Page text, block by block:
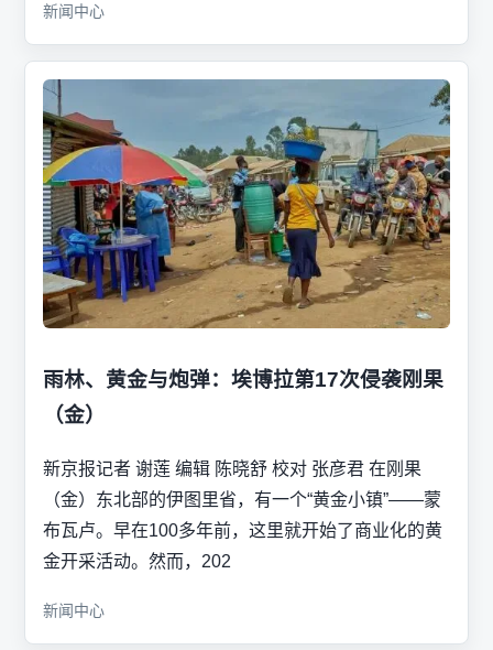
新闻中心
雨林、黄金与炮弹：埃博拉第17次侵袭刚果
（金）
新京报记者 谢莲 编辑 陈晓舒 校对 张彦君 在刚果
（金）东北部的伊图里省，有一个“黄金小镇”——蒙
布瓦卢。早在100多年前，这里就开始了商业化的黄
金开采活动。然而，202
新闻中心